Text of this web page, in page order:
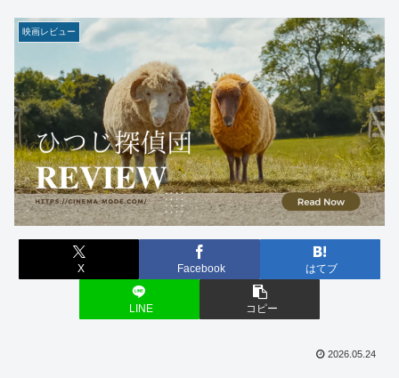
映画レビュー
X Facebook はてブ
LINE コピー
2026.05.24